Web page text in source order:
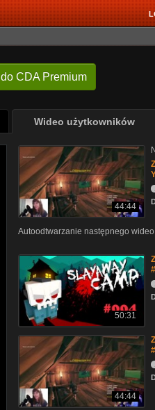
do CDA Premium
Wideo użytkowników
44:44
Autoodtwarzanie następnego wideo
50:31
44:44